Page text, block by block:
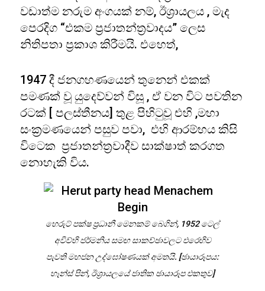
වඩාත්ම නරුම අංගයක් නම්, ඊශ්‍රායලය , මැද
පෙරදිග “එකම ප්‍රජාතන්ත්‍රවාදය” ලෙස
නිතිපතා ප්‍රකාශ කිරීමයි. එහෙත්,
1947 දී ජනගහණයෙන් තුනෙන් එකක්
පමණක් වූ යුදෙව්වන් විසූ , ඒ වන විට පවතින
රටක් [ පලස්තීනය] තුළ පිහිටුවූ එහි ,මහා
සංක්‍රමණයෙන් පසුව පවා, එහි ආරම්භය කිසි
විටෙක ප්‍රජාතන්ත්‍රවාදීව සාක්ෂාත් කරගත
නොහැකි විය.
හෙරුට් පක්ෂ ප්‍රධානී මෙනකම් බෙගින්, 1952 ටෙල්
අවිව්හි ජර්මනිය සමඟ සාකච්ඡාවලට එරෙහිව
පැවති මහජන උද්ඝෝෂණයක් අමතයි. [ඡායාරූපය:
හෑන්ස් පින්, ඊශ්‍රායලයේ ජාතික ඡායාරූප එකතුව]